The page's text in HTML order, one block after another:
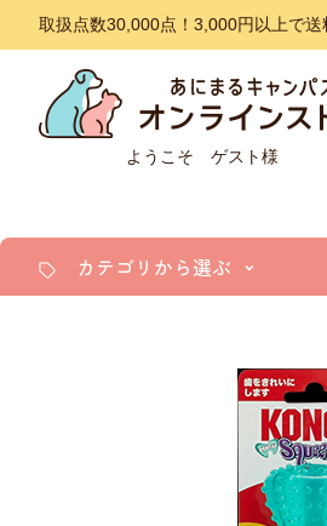
取扱点数30,000点！3,000円以上で
ようこそ ゲスト様
カテゴリから選ぶ